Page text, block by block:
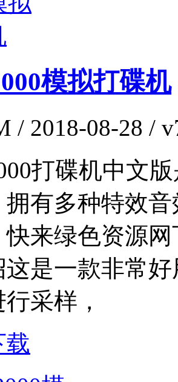
模拟打碟机
/ 2018-08-28 /
打碟机中文
拥有多种特效
来绿色资源
这是一款非常
采样，
载